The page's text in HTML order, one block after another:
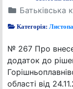
Батьківська
Категорія:
№ 267 Про
додаток до
області від